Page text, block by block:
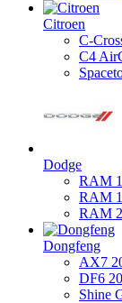
Citroen
C-
C4
Dodge
RAM
RAM
RAM
Dongfeng
AX7
DF6
Shine